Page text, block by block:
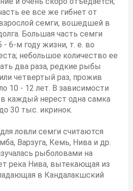
ее все же гибнет от
семги, вошедшей в
Большая часть семги
- 6-м году жизни, т. е. во
небольшое количество ее
два раза, редкие рыбы
четвертый раз, прожив
10 - 12 лет. В зависимости
каждый нерест одна самка
30 тыс. икринок.
ловли семги считаются
Варзуга, Кемь, Нива и др.
рыболовами на
река Нива, вытекающая из
в Кандалакшский